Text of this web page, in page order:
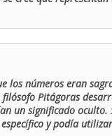
los números eran
Pitágoras
un significado oculto.
y podía